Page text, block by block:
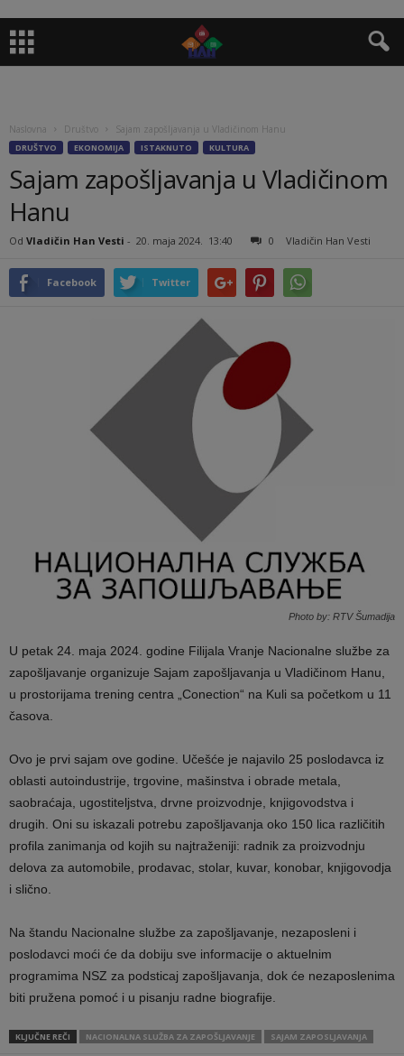
Naslovna Društvo Sajam zapošljavanja u Vladičinom Hanu
DRUŠTVO EKONOMIJA ISTAKNUTO KULTURA
Sajam zapošljavanja u Vladičinom
Hanu
Od Vladičin Han Vesti - 20. maja 2024. 13:40 0 Vladičin Han Vesti
Facebook Twitter
Photo by: RTV Šumadija
U petak 24. maja 2024. godine Filijala Vranje Nacionalne službe za
zapošljavanje organizuje Sajam zapošljavanja u Vladičinom Hanu,
u prostorijama trening centra „Conection“ na Kuli sa početkom u 11
časova.
Ovo je prvi sajam ove godine. Učešće je najavilo 25 poslodavca iz
oblasti autoindustrije, trgovine, mašinstva i obrade metala,
saobraćaja, ugostiteljstva, drvne proizvodnje, knjigovodstva i
drugih. Oni su iskazali potrebu zapošljavanja oko 150 lica različitih
profila zanimanja od kojih su najtraženiji: radnik za proizvodnju
delova za automobile, prodavac, stolar, kuvar, konobar, knjigovodja
i slično.
Na štandu Nacionalne službe za zapošljavanje, nezaposleni i
poslodavci moći će da dobiju sve informacije o aktuelnim
programima NSZ za podsticaj zapošljavanja, dok će nezaposlenima
biti pružena pomoć i u pisanju radne biografije.
KLJUČNE REČI NACIONALNA SLUŽBA ZA ZAPOŠLJAVANJE SAJAM ZAPOSLJAVANJA